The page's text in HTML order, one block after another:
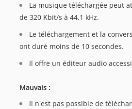
La musique téléchargée peut
de 320 Kbit/s à 44,1 kHz.
Le téléchargement et la
ont duré moins de 10 secondes.
Il offre un éditeur audio
Mauvais :
Il n'est pas possible de